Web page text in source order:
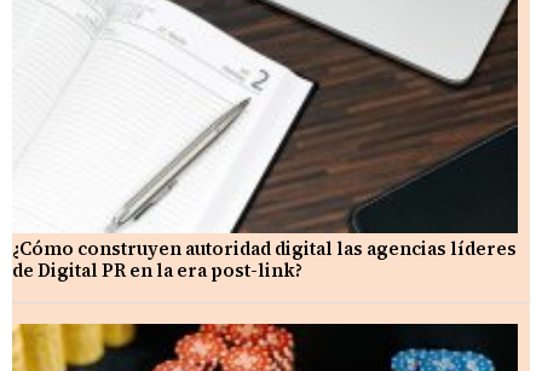
¿Cómo construyen autoridad digital las agencias líderes
de Digital PR en la era post-link?